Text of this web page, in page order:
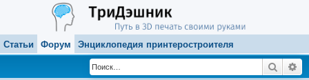
Статьи Форум Энциклопедия принтеростроителя
Поиск